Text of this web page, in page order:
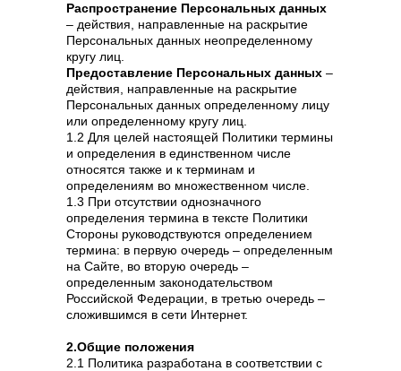
Распространение Персональных данных
– действия, направленные на раскрытие
Персональных данных неопределенному
кругу лиц.
Предоставление Персональных данных –
действия, направленные на раскрытие
Персональных данных определенному лицу
или определенному кругу лиц.
1.2 Для целей настоящей Политики термины
и определения в единственном числе
относятся также и к терминам и
определениям во множественном числе.
1.3 При отсутствии однозначного
определения термина в тексте Политики
Стороны руководствуются определением
термина: в первую очередь – определенным
на Сайте, во вторую очередь –
определенным законодательством
Российской Федерации, в третью очередь –
сложившимся в сети Интернет.
2.Общие положения
2.1 Политика разработана в соответствии с